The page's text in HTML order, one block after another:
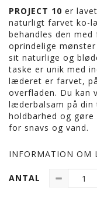
PROJECT 10 er
naturligt farvet ko-
behandles den
oprindelige
sit naturlige og
taske er unik med
læderet er farvet,
overfladen. Du kan
læderbalsam på
holdbarhed og
for snavs og vand.
INFORMATION OM
ANTAL